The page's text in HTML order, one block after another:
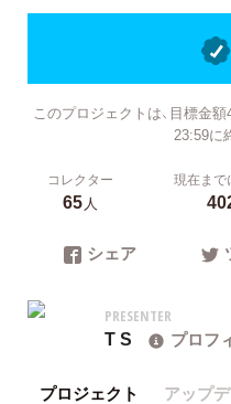
このプロジェクトは、目標金
23:59に
コレクター
65人
現在まで
シェア
PRESENTER
T S プロフ
プロジェクト アップ